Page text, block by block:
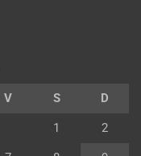
V S D
1 2